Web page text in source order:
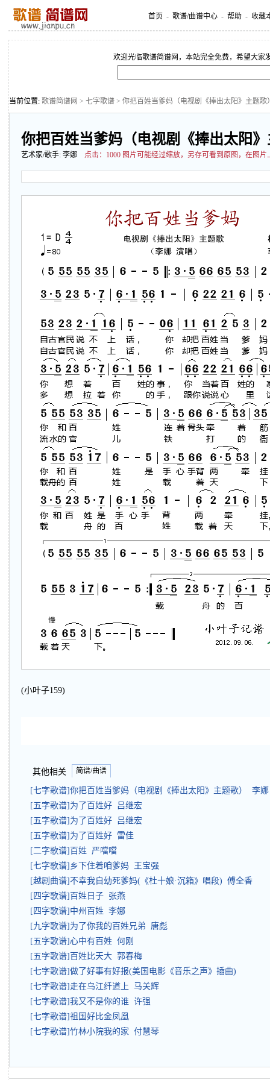
首页 - 歌谱/曲谱中心 - 帮助 - 收藏
欢迎光临歌谱简谱网，本站完全免费，希望大家
当前位置: 歌谱简谱网 > 七字歌谱 > 你把百姓当爹妈（电视剧《捧出太阳》主题歌
你把百姓当爹妈（电视剧《捧出太阳
艺术家/歌手: 李娜 点击： 1000 图片可能经过缩放，另存可看到原图，在图
(小叶子159)
其他相关 简谱/曲谱
[七字歌谱]你把百姓当爹妈（电视剧《捧出太阳》主题歌） 李娜
[五字歌谱]为了百姓好 吕继宏
[五字歌谱]为了百姓好 吕继宏
[五字歌谱]为了百姓好 雷佳
[二字歌谱]百姓 严噹噹
[七字歌谱]乡下住着咱爹妈 王宝强
[越剧曲谱]不幸我自幼死爹妈(《杜十娘·沉箱》唱段) 傅全香
[四字歌谱]百姓日子 张燕
[四字歌谱]中州百姓 李娜
[九字歌谱]为了你我的百姓兄弟 唐彪
[五字歌谱]心中有百姓 何刚
[五字歌谱]百姓比天大 郭春梅
[七字歌谱]做了好事有好报(美国电影《音乐之声》插曲)
[七字歌谱]走在乌江纤道上 马关辉
[七字歌谱]我又不是你的谁 许强
[七字歌谱]祖国好比金凤凰
[七字歌谱]竹林小院我的家 付慧琴